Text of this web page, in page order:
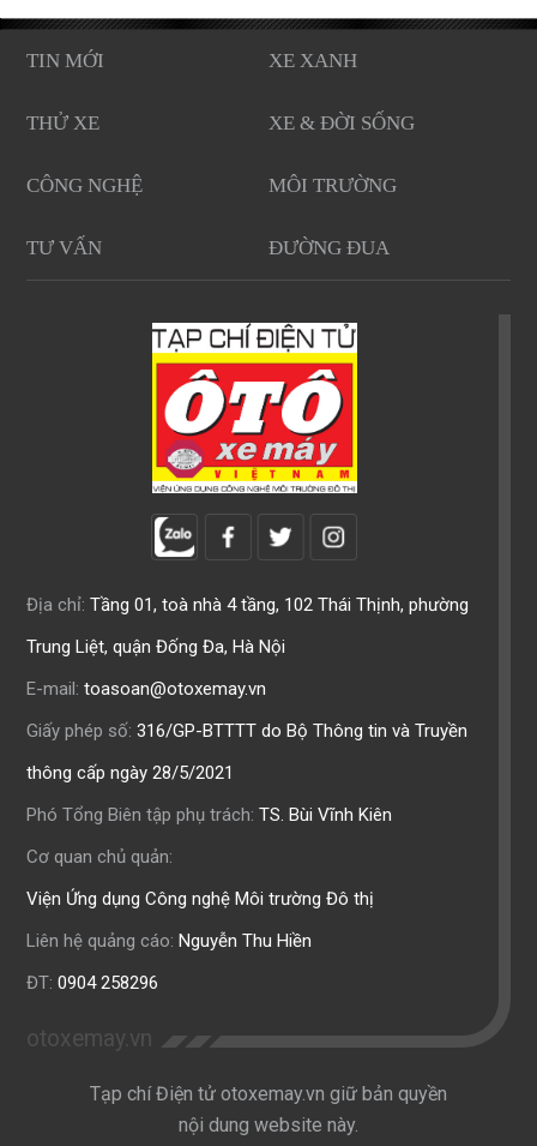
TIN MỚI XE XANH
THỬ XE XE & ĐỜI SỐNG
CÔNG NGHỆ MÔI TRƯỜNG
TƯ VẤN ĐƯỜNG ĐUA
Địa chỉ: Tầng 01, toà nhà 4 tầng, 102 Thái Thịnh, phường
Trung Liệt, quận Đống Đa, Hà Nội
E-mail: toasoan@otoxemay.vn
Giấy phép số: 316/GP-BTTTT do Bộ Thông tin và Truyền
thông cấp ngày 28/5/2021
Phó Tổng Biên tập phụ trách: TS. Bùi Vĩnh Kiên
Cơ quan chủ quản:
Viện Ứng dụng Công nghệ Môi trường Đô thị
Liên hệ quảng cáo: Nguyễn Thu Hiền
ĐT: 0904 258296
otoxemay.vn
Tạp chí Điện tử otoxemay.vn giữ bản quyền
nội dung website này.